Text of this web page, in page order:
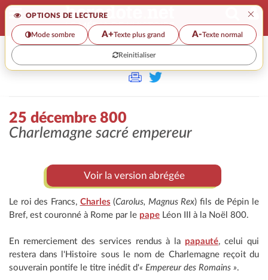
OPTIONS DE LECTURE ×
Mode sombre A+Texte plus grand A-Texte normal
Reinitialiser
>>
25 décembre 800
Charlemagne sacré empereur
Voir la version abrégée
Le roi des Francs, Charles (Carolus, Magnus Rex) fils de Pépin le
Bref, est couronné à Rome par le pape Léon III à la Noël 800.
En remerciement des services rendus à la papauté, celui qui
restera dans l'Histoire sous le nom de Charlemagne reçoit du
souverain pontife le titre inédit d'« Empereur des Romains ».